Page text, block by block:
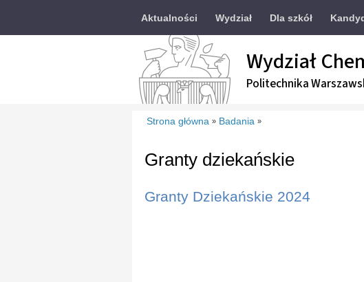
Aktualności Wydział Dla szkół
Wydział
Politechnika
Strona główna » Badania »
Granty dziekańskie
Granty Dziekańskie 2024